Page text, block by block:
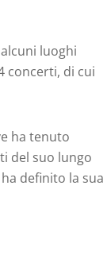
luoghi
concerti, di cui
ha tenuto
del suo lungo
definito la sua